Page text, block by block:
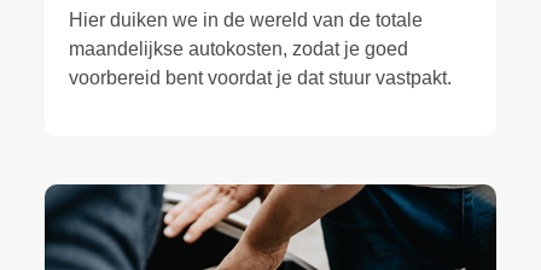
Hier duiken we in de wereld van de totale
maandelijkse autokosten, zodat je goed
voorbereid bent voordat je dat stuur vastpakt.